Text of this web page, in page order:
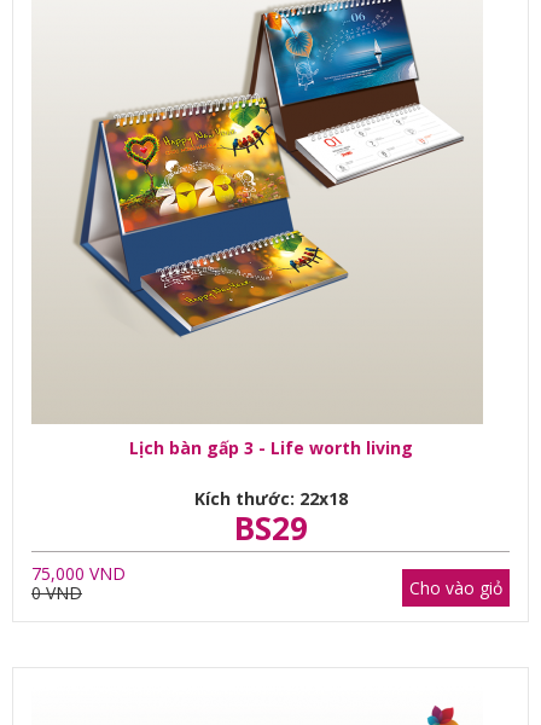
Lịch bàn gấp 3 - Life worth living
Kích thước: 22x18
BS29
75,000 VND
0 VND
Cho vào giỏ